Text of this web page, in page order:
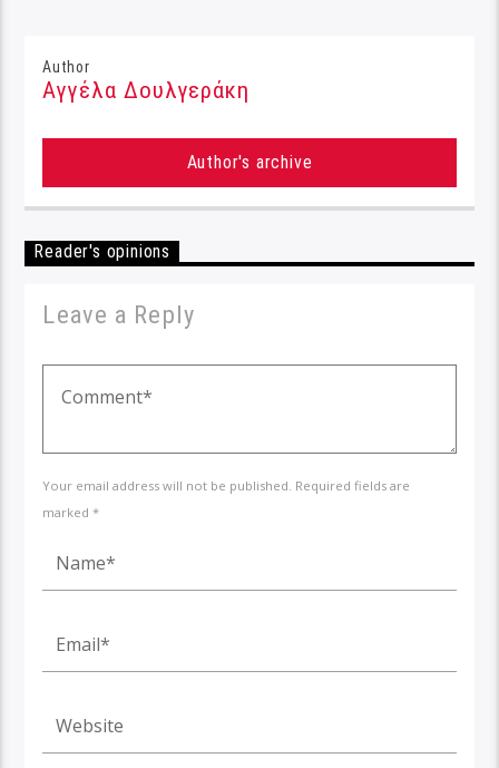
Author
Αγγέλα Δουλγεράκη
Author's archive
Reader's opinions
Leave a Reply
Your email address will not be published. Required fields are
marked *